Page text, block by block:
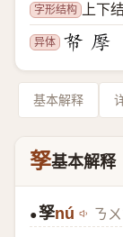
字形结构
上下
异体
基本解释
孥基本解释
●孥nú ㄋㄨ